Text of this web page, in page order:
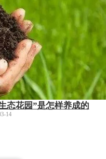
态花园”是怎样养成的
14